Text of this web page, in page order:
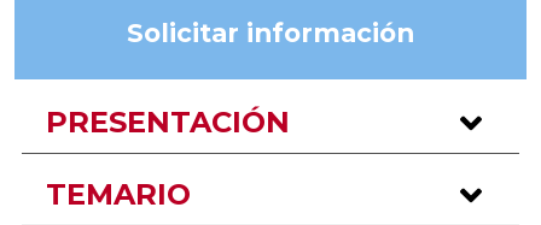
Solicitar información
PRESENTACIÓN
TEMARIO